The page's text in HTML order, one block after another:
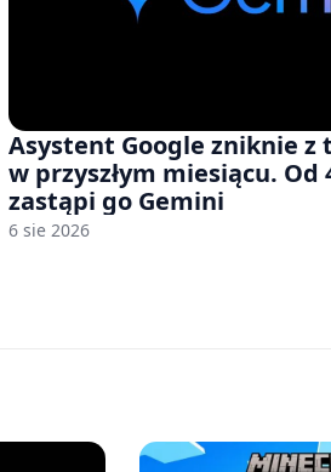
Asystent Google zniknie z
w przyszłym miesiącu. Od
zastąpi go Gemini
6 sie 2026